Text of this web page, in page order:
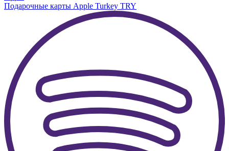
Подарочные карты Apple Turkey TRY